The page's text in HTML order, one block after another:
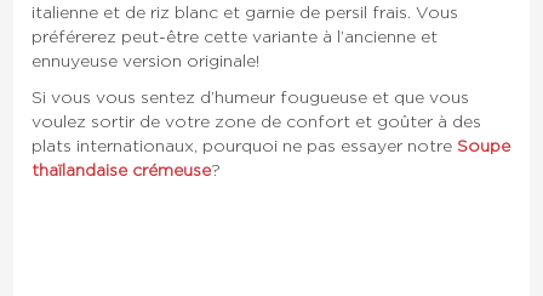
italienne et de riz blanc et garnie de persil frais. Vous
préférerez peut-être cette variante à l’ancienne et
ennuyeuse version originale!
Si vous vous sentez d’humeur fougueuse et que vous
voulez sortir de votre zone de confort et goûter à des
plats internationaux, pourquoi ne pas essayer notreSoupe
thaïlandaise crémeuse?